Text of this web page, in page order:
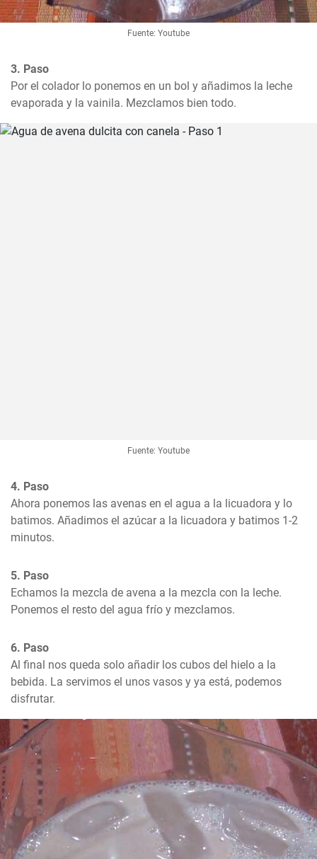
Fuente: Youtube
3. Paso
Por el colador lo ponemos en un bol y añadimos la leche
evaporada y la vainila. Mezclamos bien todo.
Fuente: Youtube
4. Paso
Ahora ponemos las avenas en el agua a la licuadora y lo
batimos. Añadimos el azúcar a la licuadora y batimos 1-2
minutos.
5. Paso
Echamos la mezcla de avena a la mezcla con la leche.
Ponemos el resto del agua frío y mezclamos.
6. Paso
Al final nos queda solo añadir los cubos del hielo a la
bebida. La servimos el unos vasos y ya está, podemos
disfrutar.